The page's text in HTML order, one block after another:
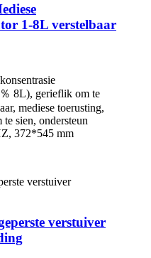
1-8L verstelbaar
8L), gerieflik om te
mediese toerusting,
sien, ondersteun
372*545 mm
verstuiver